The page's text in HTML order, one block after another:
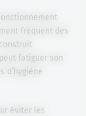
fréquent des
fatiguer son
d’hygiène
éviter les